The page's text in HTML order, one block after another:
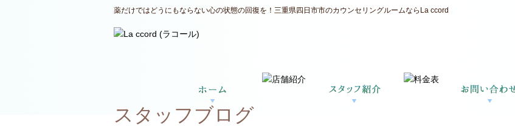
薬だけではどうにもならない心の状態の回復を！三重県四日市市のカウンセリングルームならLa ccord
スタッフブログ